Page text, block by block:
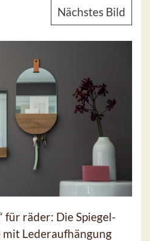
Nächstes Bild
für räder: Die Spiegel-
Lederaufhängung